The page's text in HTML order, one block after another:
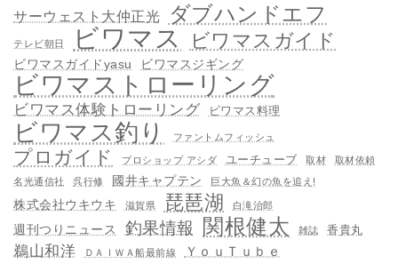
サーウェスト大仲正光
ダブハンドエフ
テレビ朝日 ビワマス ビワマスガイド
ビワマスガイドyasu ビワマスジギング
ビワマストローリング
ビワマス体験トローリング ビワマス料理
ビワマス釣り ファントムフィッシュ
プロガイド プロショップ アシダ ユーチューブ 取材
取材依頼
名光通信社
呉行修 國井キャプテン 巨大魚＆幻の魚を追え!
株式会社ウキウキ 滋賀県 琵琶湖 白滝治郎
週刊つりニュース 釣果情報 関根健太 雑誌 香貴丸
鵜山和洋 ＤＡＩＷＡ船最前線 ＹｏｕＴｕｂｅ